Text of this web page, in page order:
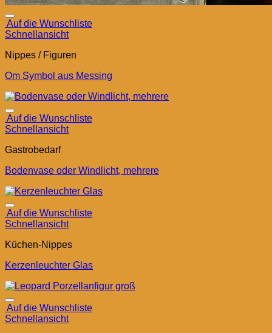
Auf die Wunschliste
Schnellansicht
Nippes / Figuren
Om Symbol aus Messing
Auf die Wunschliste
Schnellansicht
Gastrobedarf
Bodenvase oder Windlicht, mehrere
Auf die Wunschliste
Schnellansicht
Küchen-Nippes
Kerzenleuchter Glas
Auf die Wunschliste
Schnellansicht